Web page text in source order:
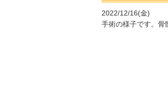
2022/12/16(金)
手術の様子です。骨